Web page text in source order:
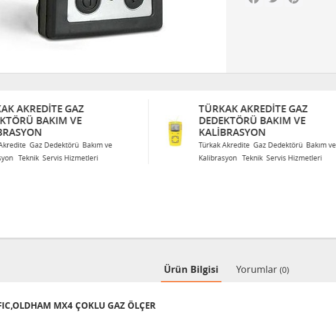
GAZ
BAKIM VE
Dedektörü Bakım ve
Servis Hizmetleri
TÜRKAK AKREDITE GAZ
DEDEKTÖRÜ BAKIM VE
KALIBRASYON
Türkak Akredite Gaz Dedektörü Bakım ve
Kalibrasyon Teknik Servis Hizmetleri
Ürün Bilgisi Yorumlar (0)
MX4 ÇOKLU GAZ ÖLÇER